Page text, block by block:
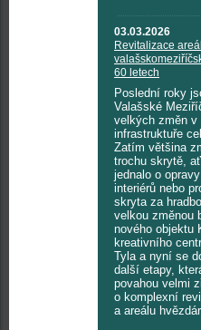
03.03.2026
Revitalizace
60 letech
Poslední roky
Valašské
velkých změn v
infrastruktuře
Zatím většina
trochu skrytě,
jednalo o
interiérů nebo
skryta za
velkou změnou
nového objektu
kreativního
Tyla a nyní se
další etapy,
povahou velmi
o komplexní
a areálu